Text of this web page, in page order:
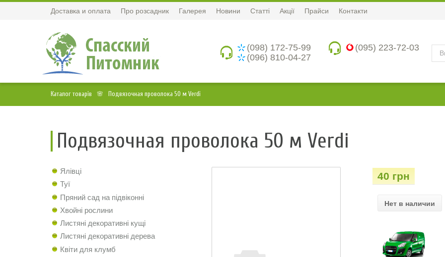
Доставка и оплата Про розсадник Галерея Новини Статті Акції Прайси Контакти
(095) 223-72-03
(098) 172-75-99
(096) 810-04-27
Каталог товарів Подвязочная проволока 50 м Verdi
Подвязочная проволока 50 м Verdi
Ялівці
Туї
Пряний сад на підвіконні
Хвойні рослини
Листяні декоративні кущі
Листяні декоративні дерева
Квіти для клумб
40 грн
Нет в наличии